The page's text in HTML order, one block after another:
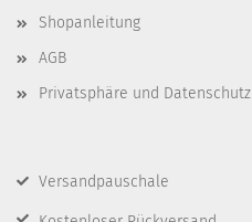
Shopanleitung
AGB
Privatsphäre und Datenschutz
Versandpauschale